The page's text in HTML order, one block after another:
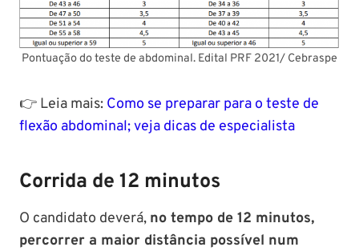
Pontuação do teste de abdominal. Edital PRF 2021/ Cebraspe
👉 Leia mais: Como se preparar para o teste de
flexão abdominal; veja dicas de especialista
Corrida de 12 minutos
O candidato deverá, no tempo de 12 minutos,
percorrer a maior distância possível num